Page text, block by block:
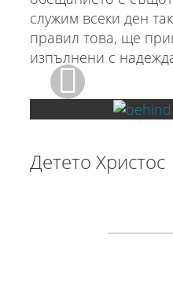
служим всеки ден
правил това, ще
изпълнени с
Детето Христос